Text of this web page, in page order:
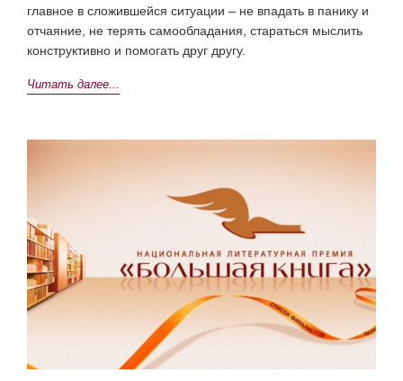
главное в сложившейся ситуации – не впадать в панику и
отчаяние, не терять самообладания, стараться мыслить
конструктивно и помогать друг другу.
Читать далее...